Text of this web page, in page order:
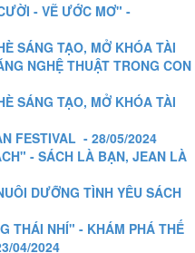
- VẼ ƯỚC MƠ" -
SÁNG TẠO, MỞ KHÓA TÀI
NGHỆ THUẬT TRONG CON
SÁNG TẠO, MỞ KHÓA TÀI
FESTIVAL - 28/05/2024
- SÁCH LÀ BẠN, JEAN LÀ
DƯỠNG TÌNH YÊU SÁCH
THÁI NHÍ" - KHÁM PHÁ THẾ
04/2024